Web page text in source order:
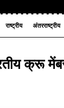
राष्ट्रीय अंतरराष्ट्रीय
क्रू